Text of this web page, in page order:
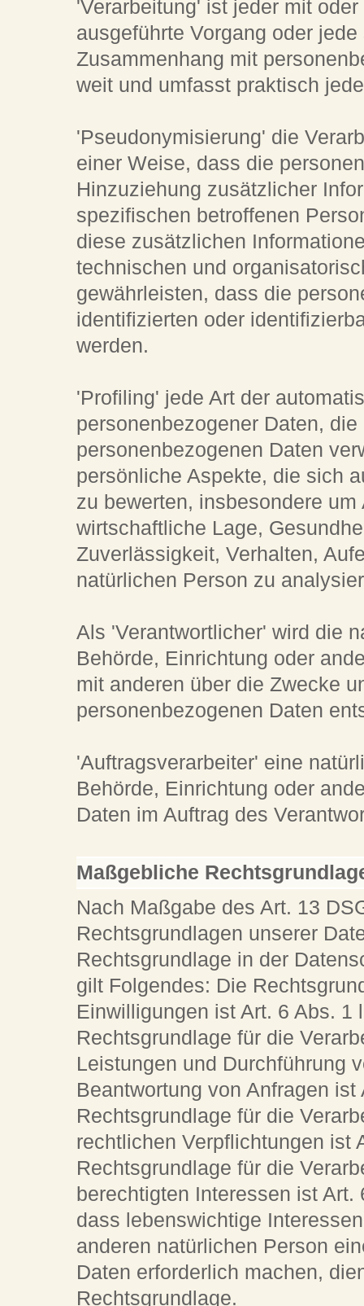
'Verarbeitung' ist jeder mit
ausgeführte Vorgang oder
Zusammenhang mit
weit und umfasst praktisch
'Pseudonymisierung' die
einer Weise, dass die
Hinzuziehung zusätzlicher
spezifischen betroffenen
diese zusätzlichen
technischen und
gewährleisten, dass die
identifizierten oder
werden.
'Profiling' jede Art der
personenbezogener Daten,
personenbezogenen Daten
persönliche Aspekte, die sich
zu bewerten, insbesondere
wirtschaftliche Lage,
Zuverlässigkeit, Verhalten,
natürlichen Person zu
Als 'Verantwortlicher' wird die
Behörde, Einrichtung oder
mit anderen über die Zwecke
personenbezogenen Daten
'Auftragsverarbeiter' eine
Behörde, Einrichtung oder
Daten im Auftrag des
Maßgebliche
Nach Maßgabe des Art. 13
Rechtsgrundlagen unserer
Rechtsgrundlage in der
gilt Folgendes: Die
Einwilligungen ist Art. 6 Abs. 1
Rechtsgrundlage für die
Leistungen und Durchführung
Beantwortung von Anfragen
Rechtsgrundlage für die
rechtlichen Verpflichtungen ist
Rechtsgrundlage für die
berechtigten Interessen ist
dass lebenswichtige
anderen natürlichen Person
Daten erforderlich machen,
Rechtsgrundlage.